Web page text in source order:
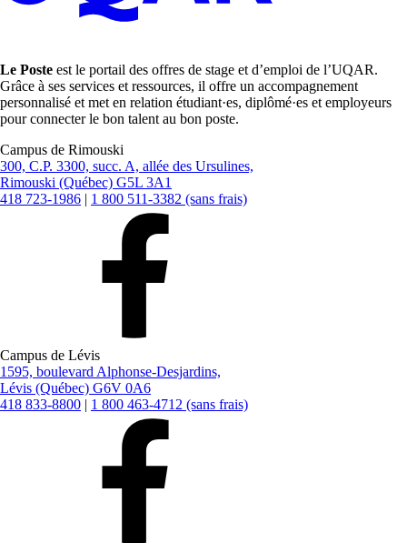
Le Poste est le portail des offres de stage et d’emploi de l’UQAR.
Grâce à ses services et ressources, il offre un accompagnement
personnalisé et met en relation étudiant·es, diplômé·es et employeurs
pour connecter le bon talent au bon poste.
Campus de Rimouski
300, C.P. 3300, succ. A, allée des Ursulines,
Rimouski (Québec) G5L 3A1
418 723-1986 | 1 800 511-3382 (sans frais)
Campus de Lévis
1595, boulevard Alphonse-Desjardins,
Lévis (Québec) G6V 0A6
418 833-8800 | 1 800 463-4712 (sans frais)